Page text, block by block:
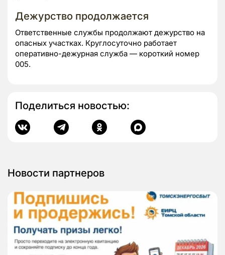
Дежурство продолжается
Ответственные службы продолжают дежурство на
опасных участках. Круглосуточно работает
оперативно-дежурная служба — короткий номер
005.
Поделиться новостью:
Новости партнеров